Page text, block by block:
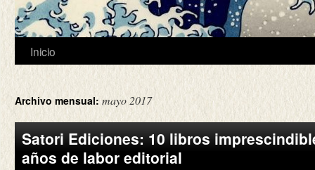
Inicio
Archivo mensual:mayo 2017
Satori Ediciones: 10 libros
años de labor editorial